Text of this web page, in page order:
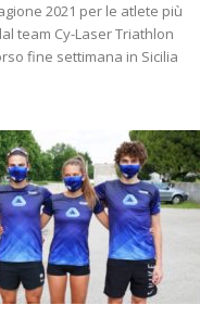
2021 per le atlete più
team Cy-Laser Triathlon
fine settimana in Sicilia